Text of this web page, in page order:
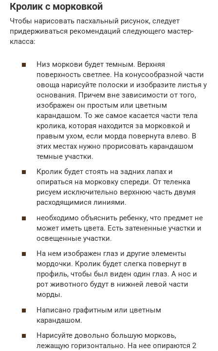
Кролик с морковкой
Чтобы нарисовать пасхальный рисунок, следует
придерживаться рекомендаций следующего мастер-
класса:
Низ моркови будет темным. Верхняя
поверхность светлее. На конусообразной части
овоща нарисуйте полоски и изобразите листья у
основания. Причем вне зависимости от того,
изображен он простым или цветным
карандашом. То же самое касается части тела
кролика, которая находится за морковкой и
правым ухом, если морда повернута влево. В
этих местах нужно прорисовать карандашом
темные участки.
Кролик будет стоять на задних лапах и
опираться на морковку спереди. От теленка
рисуем исключительно верхнюю часть двумя
расходящимися линиями.
необходимо объяснить ребенку, что предмет не
может иметь цвета. Есть затененные участки и
освещенные участки.
На нем изображен глаз и другие элементы
мордочки. Кролик будет слегка повернут в
профиль, чтобы был виден один глаз. А нос и
рот животного будут в нижней левой части
морды.
Написано графитным или цветным
карандашом.
Нарисуйте довольно большую морковь,
лежащую горизонтально. На нее опираются 2